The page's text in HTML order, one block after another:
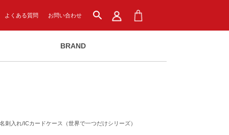
よくある質問 お問い合わせ search
BRAND
名刺入れ/ICカードケース（世界で一つだけシリーズ）